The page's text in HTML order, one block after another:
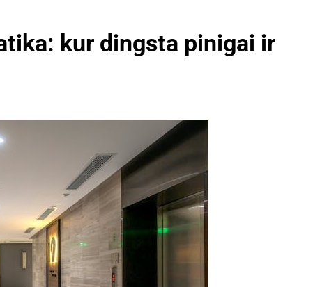
kur dingsta pinigai ir